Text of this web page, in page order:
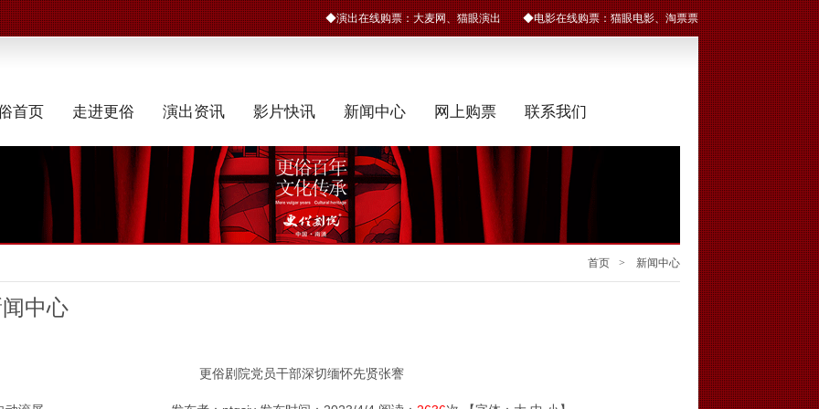
◆演出在线购票：大麦网、猫眼演出◆电影在线购票：猫眼电影、淘票票
首页 走进更俗 演出资讯 影片快讯 新闻中心 网上购票 联系我们
首页 > 新闻中心
中心
更俗剧院党员干部深切缅怀先贤张謇